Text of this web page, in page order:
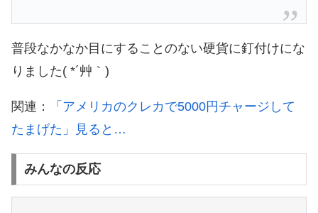
普段なかなか目にすることのない硬貨に釘付けにな
りました( *´艸｀)
関連：
「アメリカのクレカで5000円チャージして
たまげた」見ると…
みんなの反応